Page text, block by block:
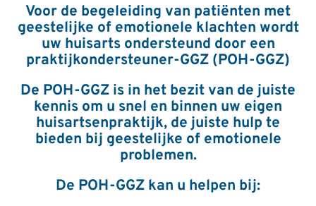
Voor de begeleiding van patiënten met
geestelijke of emotionele klachten wordt
uw huisarts ondersteund door een
praktijkondersteuner-GGZ (POH-GGZ)
De POH-GGZ is in het bezit van de juiste
kennis om u snel en binnen uw eigen
huisartsenpraktijk, de juiste hulp te
bieden bij geestelijke of emotionele
problemen.
De POH-GGZ kan u helpen bij: